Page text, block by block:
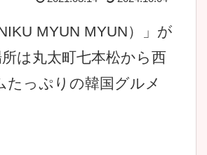
MYUN MYUN）」が
は丸太町七本松から西
たっぷりの韓国グルメ